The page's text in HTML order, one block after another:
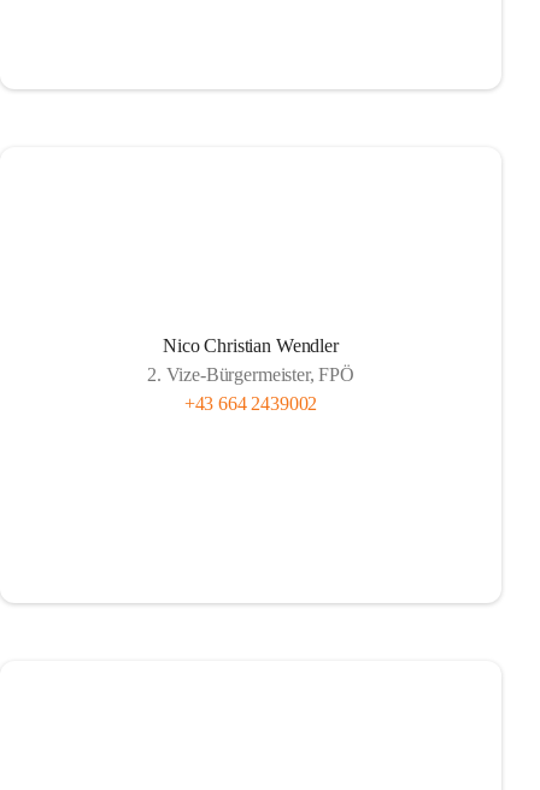
Nico Christian Wendler
2. Vize-Bürgermeister, FPÖ
+43 664 2439002